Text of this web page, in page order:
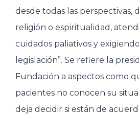
desde todas las perspectivas,
religión o espiritualidad,
cuidados paliativos y
legislación”. Se refiere la
Fundación a aspectos como
pacientes no conocen su
deja decidir si están de